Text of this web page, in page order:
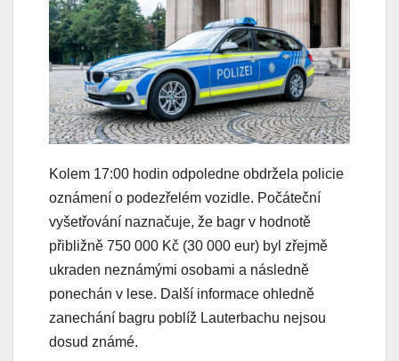
Kolem 17:00 hodin odpoledne obdržela policie
oznámení o podezřelém vozidle. Počáteční
vyšetřování naznačuje, že bagr v hodnotě
přibližně 750 000 Kč (30 000 eur) byl zřejmě
ukraden neznámými osobami a následně
ponechán v lese. Další informace ohledně
zanechání bagru poblíž Lauterbachu nejsou
dosud známé.